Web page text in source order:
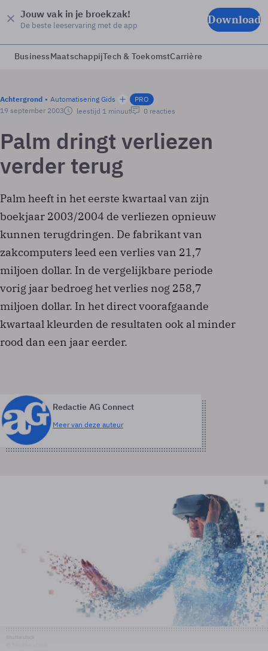
Jouw vak in je broekzak!
De beste leeservaring met de app Download
BusinessMaatschappijTech & ToekomstCarrière
Achtergrond Automatisering Gids
PRO
19 september 2003
leestijd 1 minuut 0 reacties
Palm dringt verliezen
verder terug
Palm heeft in het eerste kwartaal van zijn
boekjaar 2003/2004 de verliezen opnieuw
kunnen terugdringen. De fabrikant van
zakcomputers leed een verlies van 21,7
miljoen dollar. In de vergelijkbare periode
vorig jaar bedroeg het verlies nog 258,7
miljoen dollar. In het direct voorafgaande
kwartaal kleurden de resultaten ook al minder
rood dan een jaar eerder.
Redactie AG Connect
Meer van deze auteur